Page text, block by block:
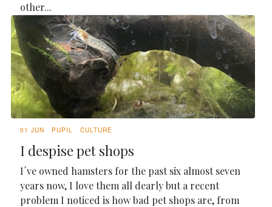
other...
01 JUN PUPIL CULTURE
I despise pet shops
I´ve owned hamsters for the past six almost seven
years now, I love them all dearly but a recent
problem I noticed is how bad pet shops are, from